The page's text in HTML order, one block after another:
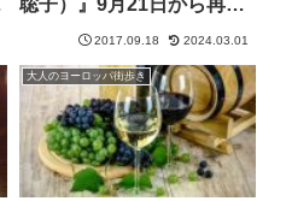
聡子）』9月21日から再放
2017.09.18 2024.03.01
大人のヨーロッパ街歩き